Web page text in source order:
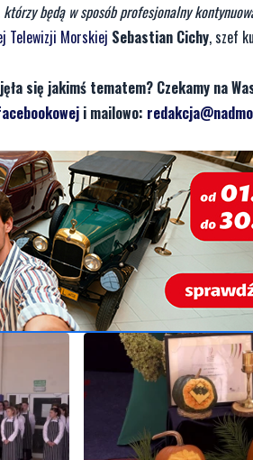
będą w sposób profesjonalny
Telewizji Morskiej Sebastian Cichy, szef
się jakimś tematem? Czekamy na
i mailowo: